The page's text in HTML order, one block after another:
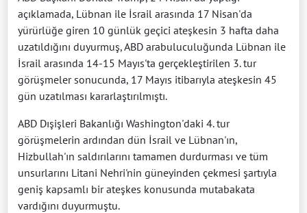
açıklamada, Lübnan ile İsrail arasında 17 Nisan'da
yürürlüğe giren 10 günlük geçici ateşkesin 3 hafta daha
uzatıldığını duyurmuş, ABD arabuluculuğunda Lübnan ile
İsrail arasında 14-15 Mayıs'ta gerçekleştirilen 3. tur
görüşmeler sonucunda, 17 Mayıs itibarıyla ateşkesin 45
gün uzatılması kararlaştırılmıştı.
ABD Dışişleri Bakanlığı Washington'daki 4. tur
görüşmelerin ardından dün İsrail ve Lübnan'ın,
Hizbullah'ın saldırılarını tamamen durdurması ve tüm
unsurlarını Litani Nehri'nin güneyinden çekmesi şartıyla
geniş kapsamlı bir ateşkes konusunda mutabakata
vardığını duyurmuştu.